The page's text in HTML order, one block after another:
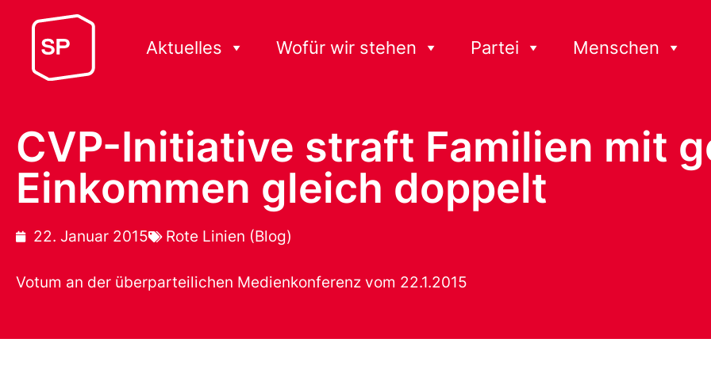
Aktuelles Wofür wir stehen Partei Menschen
CVP-Initiative straft Familien mit
Einkommen gleich doppelt
22. Januar 2015 Rote Linien (Blog)
Votum an der überparteilichen Medienkonferenz vom 22.1.2015